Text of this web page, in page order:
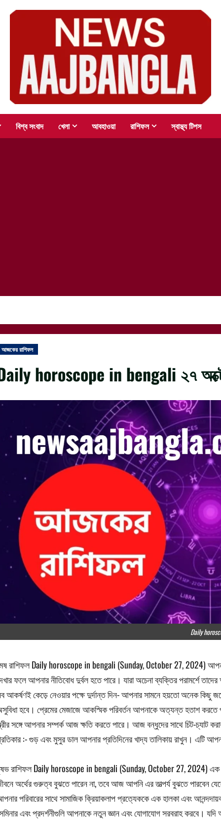
বিশ্ব সংবাদ খেলা আবহাওয়া রাশিফল স্বাস্থ্য টিপস
আজকের রাশিফল
horoscope in bengali ২৭
Daily
রাশিফল Daily horoscope in bengali (Sunday, October 27, 2024)
ফলে আপনার নীতিবোধ দুর্বল হতে পারে। যারা অচেনা ব্যক্তির পরামর্শে
আকর্ষণই কেড়ে নেওয়ার পক্ষে দুর্দান্ত দিন- আপনার সামনে হয়তো অনেক কিছু
হবে। প্রেমের মেজাজে আকস্মিক পরিবর্তন আপনাকে অত্যন্ত হতাশ
সঙ্গে আপনার সম্পর্ক আজ ক্ষতি করতে পারে। আজ বন্ধুদের সাথে চিট-চ্যাট
:- গুড় এবং মুসুর ডাল আপনার প্রতিদিনের খাদ্য তালিকায় রাখুন। এটি
রাশিফল Daily horoscope in bengali (Sunday, October 27, 2024)
অর্থের গুরুত্ব বুঝতে পারেন না, তবে আজ আপনি এর তাত্পর্য বুঝতে পারবেন
পরিবারের সাথে সামাজিক ক্রিয়াকলাপ প্রত্যেককে এক হালকা এবং
এবং প্রদর্শনীগুলি আপনাকে নতুন জ্ঞান এবং যোগাযোগ সরবরাহ করবে।